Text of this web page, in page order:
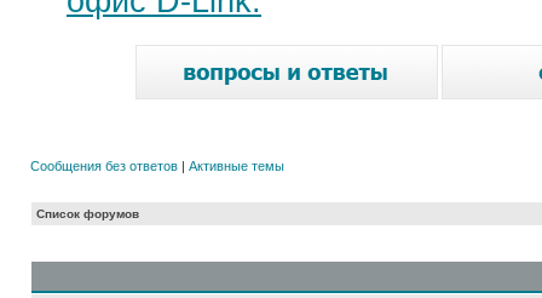
Сообщения без ответов | Активные темы
Список форумов